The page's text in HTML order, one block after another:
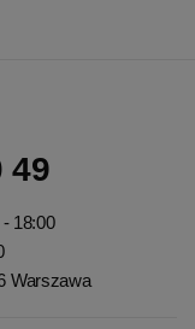
49
- 18:00
Warszawa